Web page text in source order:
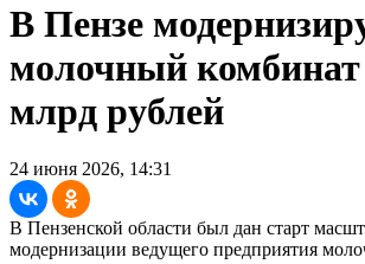
В Пензе
молочный комбинат
млрд рублей
24 июня 2026, 14:31
В Пензенской области был дан старт
модернизации ведущего предприятия